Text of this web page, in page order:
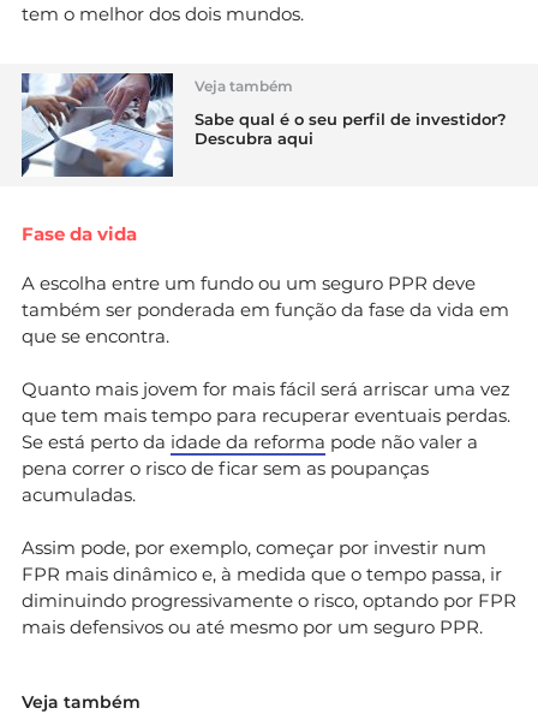
tem o melhor dos dois mundos.
Veja também
Sabe qual é o seu perfil de investidor?
Descubra aqui
Fase da vida
A escolha entre um fundo ou um seguro PPR deve
também ser ponderada em função da fase da vida em
que se encontra.
Quanto mais jovem for mais fácil será arriscar uma vez
que tem mais tempo para recuperar eventuais perdas.
Se está perto da idade da reforma pode não valer a
pena correr o risco de ficar sem as poupanças
acumuladas.
Assim pode, por exemplo, começar por investir num
FPR mais dinâmico e, à medida que o tempo passa, ir
diminuindo progressivamente o risco, optando por FPR
mais defensivos ou até mesmo por um seguro PPR.
Veja também